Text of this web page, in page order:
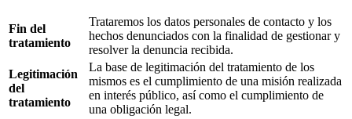
Fin del
tratamiento
Trataremos los datos personales de contacto y los
hechos denunciados con la finalidad de gestionar y
resolver la denuncia recibida.
Legitimación
del
tratamiento
La base de legitimación del tratamiento de los
mismos es el cumplimiento de una misión realizada
en interés público, así como el cumplimiento de
una obligación legal.